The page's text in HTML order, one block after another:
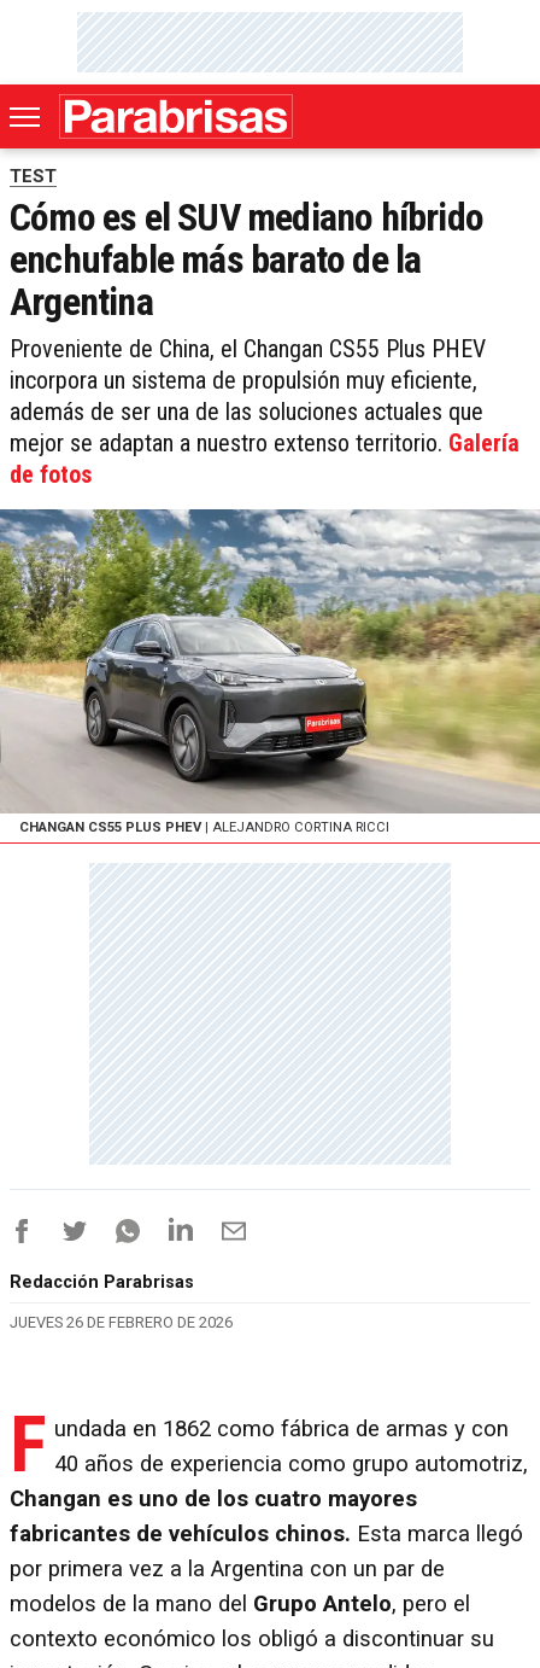
TEST
Cómo es el SUV mediano híbrido
enchufable más barato de la
Argentina
Proveniente de China, el Changan CS55 Plus PHEV
incorpora un sistema de propulsión muy eficiente,
además de ser una de las soluciones actuales que
mejor se adaptan a nuestro extenso territorio. Galería
de fotos
CHANGAN CS55 PLUS PHEV | ALEJANDRO CORTINA RICCI
Redacción Parabrisas
JUEVES 26 DE FEBRERO DE 2026
F undada en 1862 como fábrica de armas y con
40 años de experiencia como grupo automotriz,
Changan es uno de los cuatro mayores
fabricantes de vehículos chinos. Esta marca llegó
por primera vez a la Argentina con un par de
modelos de la mano del Grupo Antelo, pero el
contexto económico los obligó a discontinuar su